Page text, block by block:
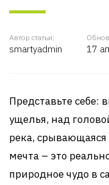
Автор статьи:
smartyadmin 17
Представьте себе:
ущелья, над
река, срывающаяся
мечта – это
природное чудо в